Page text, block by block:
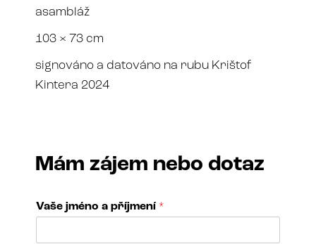
asambláž
103 × 73 cm
signováno a datováno na rubu Krištof
Kintera 2024
Mám zájem nebo dotaz
Vaše jméno a příjmení *